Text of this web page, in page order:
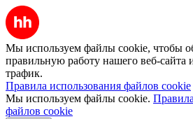
Мы используем файлы cookie, чтобы
правильную работу нашего веб-сайта
трафик.
Правила использования файлов cookie
Мы используем файлы cookie.
файлов cookie